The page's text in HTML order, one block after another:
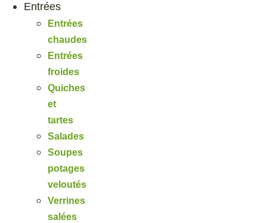
Entrées
Entrées
chaudes
Entrées
froides
Quiches
et
tartes
Salades
Soupes
potages
veloutés
Verrines
salées